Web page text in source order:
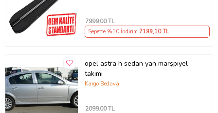
7999,00 TL
Sepette %10 İndirim 7199,10 TL
opel astra h sedan yan marşpiyel
takımı
Kargo Bedava
2099,00 TL